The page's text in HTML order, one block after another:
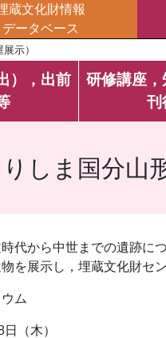
蔵文化財情報
データベース
示）
），出前
研修講座
刊
しま国分山
代から中世までの遺跡に
を展示し，埋蔵文化財セ
ム
（木）